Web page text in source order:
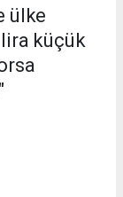
ülke
küçük